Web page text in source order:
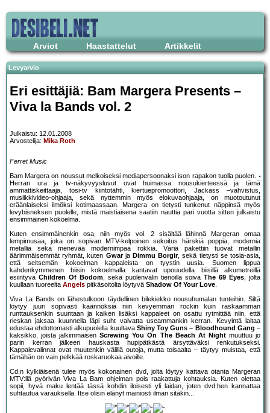
Arviot Haastattelut Artikkelit
Levyarvio
Eri esittäjiä: Bam Margera Presents –
Viva la Bands vol. 2
Julkaistu: 12.01.2008
Arvostelija: Mika Roth
Ferret Music
Bam Margera on noussut melkoiseksi mediapersoonaksi ison rapakon tuolla puolen.
Herran ura ja tv-näkyvyysluvut ovat huimassa nousukierteessä ja tämä
ammattiskeittaaja, tosi-tv kiintotähti, kiertuepromoottori, Jackass –vahvistus,
musiikkivideo-ohjaaja, sekä nyttemmin myös elokuvaohjaaja, on muotoutunut
eräänlaiseksi ilmöksi kotimaassaan. Margera on tietysti tunkenut näppinsä myös
levybisneksen puolelle, mistä maistiaisena saatiin nauttia pari vuotta sitten julkaistu
ensimmäinen kokoelma.
Kuten ensimmäinenkin osa, niin myös vol. 2 sisältää lähinnä Margeran omaa
lempimusaa, joka on sopivan MTV-kelpoinen sekoitus härskiä poppia, modernia
metallia sekä menevää modernimpaa rokkia. Väriä pakettiin tuovat metallin
äärimmäisemmät ryhmät, kuten Gwarja Dimmu Borgir, sekä tietysti se tosia-asia,
että seitsemän kokoelman kappaleista on tyystin uusia. Suomen lippua
kahdenkymmenen biisin kokoelmalla kantavat upouudella biisillä alkumetreillä
esiintyvä Children Of Bodom, sekä puolenvälin tienoilla soiva The 69 Eyes, jolta
kuullaan tuoreelta Angels pitkäsoitolta löytyvä Shadow Of Your Love.
Viva La Bands on lähestulkoon täydellinen bilekiekko nousuhumalan tunteihin. Siltä
löytyy juuri sopivasti käännöksiä niin kevyemmän rockin kuin raskaamman
runttauksenkin suuntaan ja kaiken lisäksi kappaleet on osattu rytmittää niin, että
rieskan jaksaa kuunnella läpi suht vaivatta useammankin kerran. Kevyintä laitaa
edustaa ehdottomasti alkupuolella kuultava Shiny Toy Guns – Bloodhound Gang –
kaksikko, joista jälkimmäisenScrewing You On The Beach At Nightmuuttuu jo
parin kerran jälkeen hauskasta hupipätkästä ärsyttäväksi renkutukseksi.
Kappalevalinnat ovat muutenkin välillä outoja, mutta toisaalta – täytyy muistaa, että
tämähän on vain pelkkää roskaruokaa aivoille.
Cd:n kylkiäisenä tulee myös kokonainen dvd, jolta löytyy kattava otanta Margeran
MTV:llä pyörivän Viva La Bam ohjelman pois raakattuja kohtauksia. Kuten olettaa
sopii, hyvä maku lentää tässä kohdin iloisesti yli laidan, joten dvd:hen kannattaa
suhtautua varauksella. Itse olisin elänyt mainiosti ilman sitäkin...